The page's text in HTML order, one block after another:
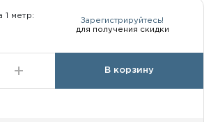
1 метр:
Зарегистрируйтесь!
для получения скидки
В корзину